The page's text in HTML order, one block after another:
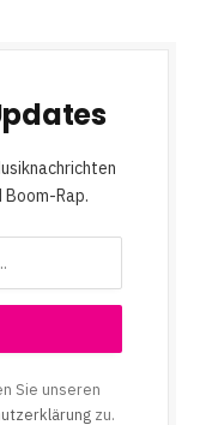
Boom-Rap.
Sie unseren
zu.